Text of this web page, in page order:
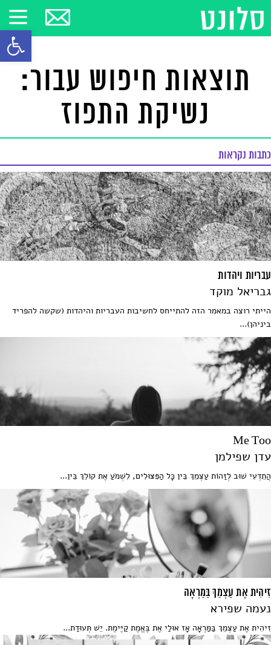
פתח
תוצאות חיפוש עבור:
נשיקת התפוז
כתבות נקראות
עבריות ויהדות
גבריאל מוקד
הייתי רוצה במאמר הזה להתייחס לחשיבות העבריות והיהדות (שקשה להפריד
ביניהן)...
Me Too
עדן שפילמן
הֲתֵדְעִי שׁוּב לְזַהוֹת עַצְמֵךְ בֵּין כָּל הַפִּצּוּלִים, לִשְׁמֹעַ אֶת קוֹלֵךְ בֵּין...
זִיהִית אֶת עַצְמֵךְ בַּמַּרְאָה
נעמה שפירא
זִיהִית אֶת עַצְמֵךְ בַּמַּרְאָה אָז אוּלַי אֶת בֶּאֱמֶת קַיֶּימֶת. יֵשׁ תְּעוּדַת...